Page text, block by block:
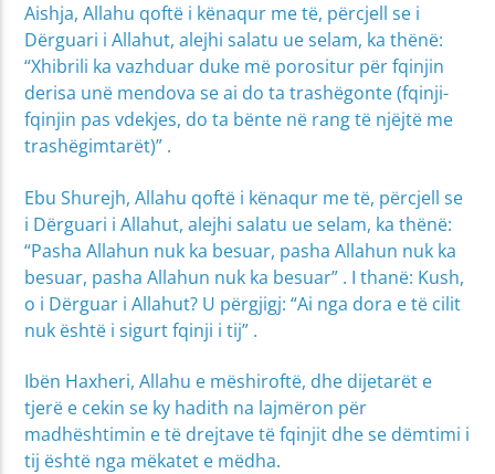
Aishja, Allahu qoftë i kënaqur me të, përcjell se i
Dërguari i Allahut, alejhi salatu ue selam, ka thënë:
“Xhibrili ka vazhduar duke më porositur për fqinjin
derisa unë mendova se ai do ta trashëgonte (fqinji-
fqinjin pas vdekjes, do ta bënte në rang të njëjtë me
trashëgimtarët)” .
Ebu Shurejh, Allahu qoftë i kënaqur me të, përcjell se
i Dërguari i Allahut, alejhi salatu ue selam, ka thënë:
“Pasha Allahun nuk ka besuar, pasha Allahun nuk ka
besuar, pasha Allahun nuk ka besuar” . I thanë: Kush,
o i Dërguar i Allahut? U përgjigj: “Ai nga dora e të cilit
nuk është i sigurt fqinji i tij” .
Ibën Haxheri, Allahu e mëshiroftë, dhe dijetarët e
tjerë e cekin se ky hadith na lajmëron për
madhështimin e të drejtave të fqinjit dhe se dëmtimi i
tij është nga mëkatet e mëdha.